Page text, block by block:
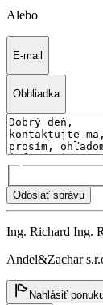
Alebo
E-mail
Obhliadka
Odoslať správu
Ing. Richard Ing.
Andel&Zachar
Nahlásiť